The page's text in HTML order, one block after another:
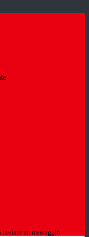
inviato un messaggio